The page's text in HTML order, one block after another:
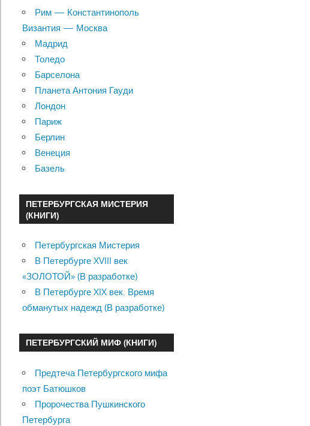
Рим — Константинополь
Византия — Москва
Мадрид
Толедо
Барселона
Планета Антония Гауди
Лондон
Париж
Берлин
Венеция
Базель
ПЕТЕРБУРГСКАЯ МИСТЕРИЯ
(КНИГИ)
Петербургская Мистерия
В Петербурге XVIII век
«ЗОЛОТОЙ» (В разработке)
В Петербурге XIX век. Время
обманутых надежд (В разработке)
ПЕТЕРБУРГСКИЙ МИФ (КНИГИ)
Предтеча Петербургского мифа
поэт Батюшков
Пророчества Пушкинского
Петербурга